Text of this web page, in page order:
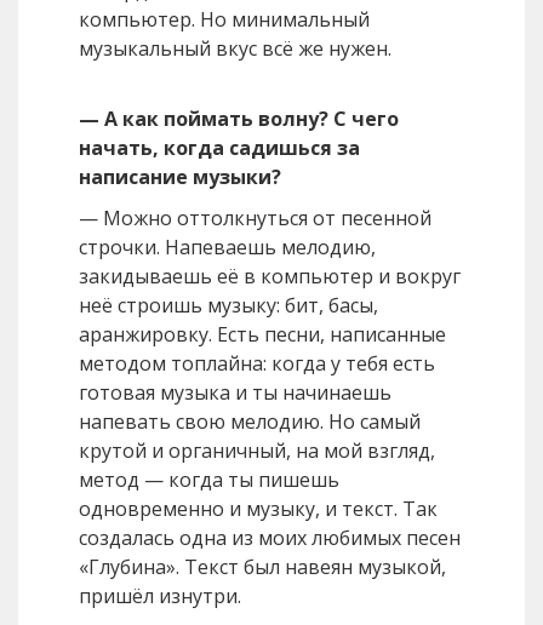
компьютер. Но минимальный
музыкальный вкус всё же нужен.
— А как поймать волну? С чего
начать, когда садишься за
написание музыки?
— Можно оттолкнуться от песенной
строчки. Напеваешь мелодию,
закидываешь её в компьютер и вокруг
неё строишь музыку: бит, басы,
аранжировку. Есть песни, написанные
методом топлайна: когда у тебя есть
готовая музыка и ты начинаешь
напевать свою мелодию. Но самый
крутой и органичный, на мой взгляд,
метод — когда ты пишешь
одновременно и музыку, и текст. Так
создалась одна из моих любимых песен
«Глубина». Текст был навеян музыкой,
пришёл изнутри.